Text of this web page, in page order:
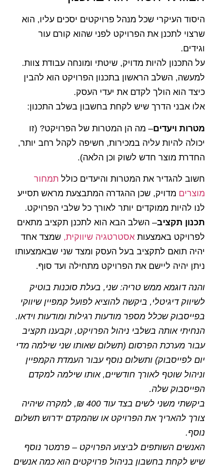
היסוד העיקרי שכל מנהל פרויקטים יסכים עליו, הוא
שרצוי לתכנן את הפרויקט לפני שהוא קורם עור
וגידים.
על התכנון להיות מדויק, שיטתי ומונחה עבודת צוות.
למעשה, השלב הראשון בתכנון הפרויקט הוא להבין
כיצד הוא הולך לקדם את יעדי העסק.
אלו אבני הדרך שיש לקחת בחשבון בשלב התכנון:
מטרות ויעדים– מה הן המטרות של הפרויקט? (זו
יכולה להיות עליה במכירות, חשיפה לקהל רחב יותר,
החדרת מוצר חדש לשוק וכן הלאה).
חשוב להגדיר את המטרות והיעדים כולל תמחור
מוצרים מדויק, שכן ההגדרה המתבצעת מראש תסייע
לנו להיות ממוקדים יותר לאורך כל שלבי הפרויקט.
תכנון תקציב– השלב הבא הוא לתכנן תקציב מתאים
לפרויקט באמצעות אסטרטגיה שיווקית, שמצד אחד
יהיה תואם לתקציב בעל העסק ומצד שני שבאמצעותו
ניתן יהיה ליישם את הפרויקט מתחילה ועד סוף.
והנה דוגמא ממש טריה: שני, בעלת סוכנות בוטיק
לשיווק דיגיטלי, ביקשה להוציא לפועל קמפיין שיווקי
בפייסבוק שכלל מספר מודעות רגילות ומודעות וידאו.
הנחיתי אותה בשלבי ניהול הפרויקט, וקבענו תקציב
עבור מערכת הפרסום (תשלום שאותו שני שילמה מדי
יום לפייסבוק) ותשלום נוסף עבור העמדת הקמפיין
וניהול שוטף לאורך חודשיים, אותו שילמה למקדם
הפייסבוק שלה.
ביקשתי משני לשים בצד עוד 400 ₪, למקרה שיהיה
צורך להאריך את הפרויקט או שהמקדם ידרוש תשלום
נוסף.
האנשים השותפים לביצוע הפרויקט – פרמטר נוסף
שיש לקחת בחשבון בניהול פרויקטים הוא כמה אנשים